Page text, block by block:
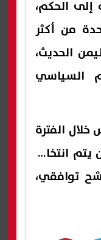
الحكم،
من أكثر
الحديث،
السياسي
الفترة
قبل أن يتم انتخابه
عام 2012 كمرشح توافقي،